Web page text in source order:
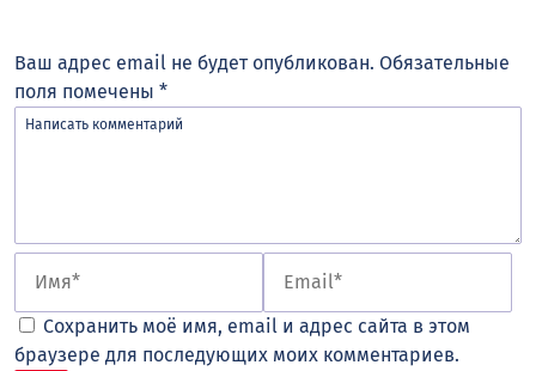
Ваш адрес email не будет опубликован. Обязательные
поля помечены *
Сохранить моё имя, email и адрес сайта в этом
браузере для последующих моих комментариев.